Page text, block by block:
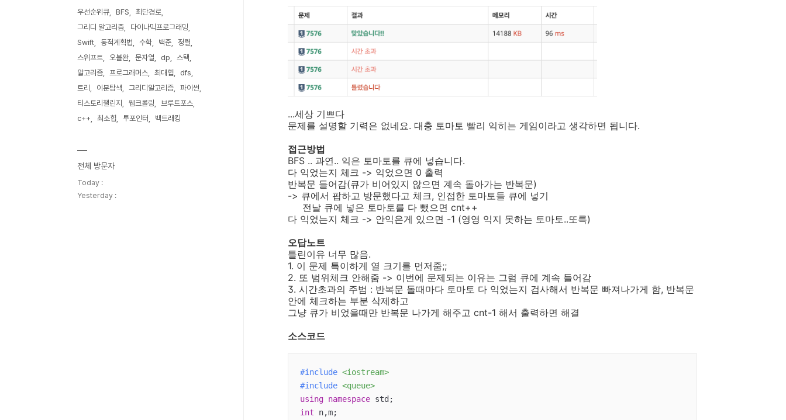
...세상 기쁘다
문제를 설명할 기력은 없네요. 대충 토마토 빨리 익히는 게임이라고 생각하면 됩니다.
접근방법
BFS .. 과연.. 익은 토마토를 큐에 넣습니다.
다 익었는지 체크 -> 익었으면 0 출력
반복문 들어감(큐가 비어있지 않으면 계속 돌아가는 반복문)
-> 큐에서 팝하고 방문했다고 체크, 인접한 토마토들 큐에 넣기
전날 큐에 넣은 토마토를 다 뺐으면 cnt++
다 익었는지 체크 -> 안익은게 있으면 -1 (영영 익지 못하는 토마토..또륵)
오답노트
틀린이유 너무 많음.
1. 이 문제 특이하게 열 크기를 먼저줌;;
2. 또 범위체크 안해줌 -> 이번에 문제되는 이유는 그럼 큐에 계속 들어감
3. 시간초과의 주범 : 반복문 돌때마다 토마토 다 익었는지 검사해서 반복문 빠져나가게 함, 반복문
안에 체크하는 부분 삭제하고
그냥 큐가 비었을때만 반복문 나가게 해주고 cnt-1 해서 출력하면 해결
소스코드
#include <iostream>
#include <queue>
using namespace
int
우선순위큐 BFS
최단경로
그리디 알고리즘
다이나믹프로그래밍
Swift
동적계획법 수학 백준
정렬
스위프트
오블완 문자열 dp
스택
알고리즘
프로그래머스 최대힙
dfs
트리
이분탐색 그리디알고리즘
파이썬
티스토리챌린지
웹크롤링
브루트포스
c++
최소힙 투포인터 백트래킹
전체 방문자
Today :
Yesterday :